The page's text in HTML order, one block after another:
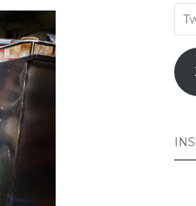
Twój